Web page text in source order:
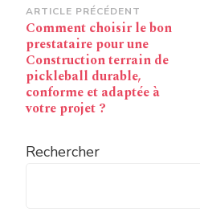
Navigation
d’article
ARTICLE PRÉCÉDENT
Comment choisir le bon
prestataire pour une
Construction terrain de
pickleball durable,
conforme et adaptée à
votre projet ?
Rechercher